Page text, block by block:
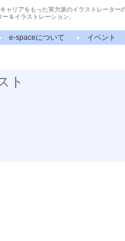
ャリアをもった実力派のイラストレーター
＆イラストレーション。
e-spaceについて イベント
ト